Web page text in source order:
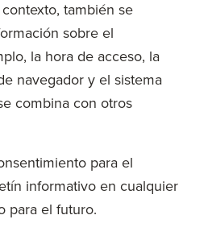
también se
sobre el
la hora de acceso, la
navegador y el sistema
combina con otros
para el
informativo en cualquier
para el futuro.